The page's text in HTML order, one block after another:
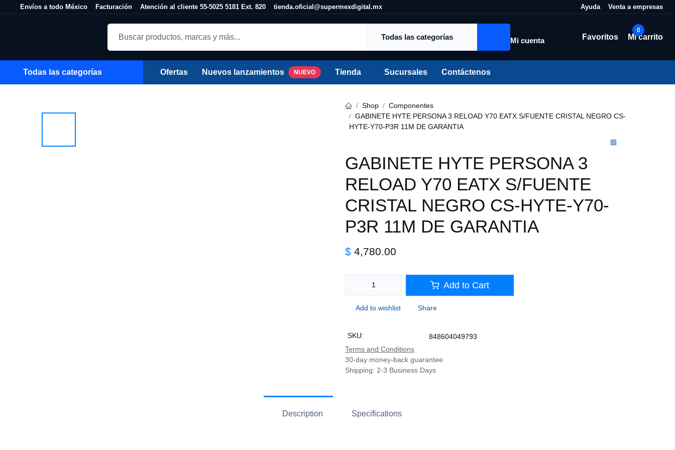
Skip to Content
Envíos a todo México Facturación Atención al cliente 55-5025 5181 Ext. 820 tienda.oficial@supermexdigital.mx Ayuda Venta a empresas
Todas las categorías Mi cuenta Favoritos Mi carrito
0
Todas las categorías Ofertas Nuevos lanzamientos NUEVO Tienda Sucursales Contáctenos
Shop
Componentes
GABINETE HYTE PERSONA 3 RELOAD Y70 EATX S/FUENTE CRISTAL NEGRO CS-HYTE-
Y70-P3R 11M DE GARANTIA
GABINETE HYTE PERSONA 3
RELOAD Y70 EATX S/FUENTE
CRISTAL NEGRO CS-HYTE-Y70-
P3R 11M DE GARANTIA
$ 4,780.00
Add to Cart
Add to wishlist Share
SKU:
848604049793
Terms and Conditions
30-day money-back guarantee
Shipping: 2-3 Business Days
Description Specifications